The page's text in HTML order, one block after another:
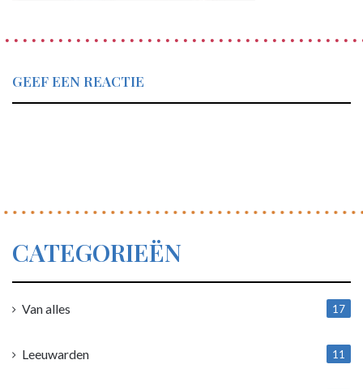
GEEF EEN REACTIE
CATEGORIEËN
Van alles
17
Leeuwarden
11